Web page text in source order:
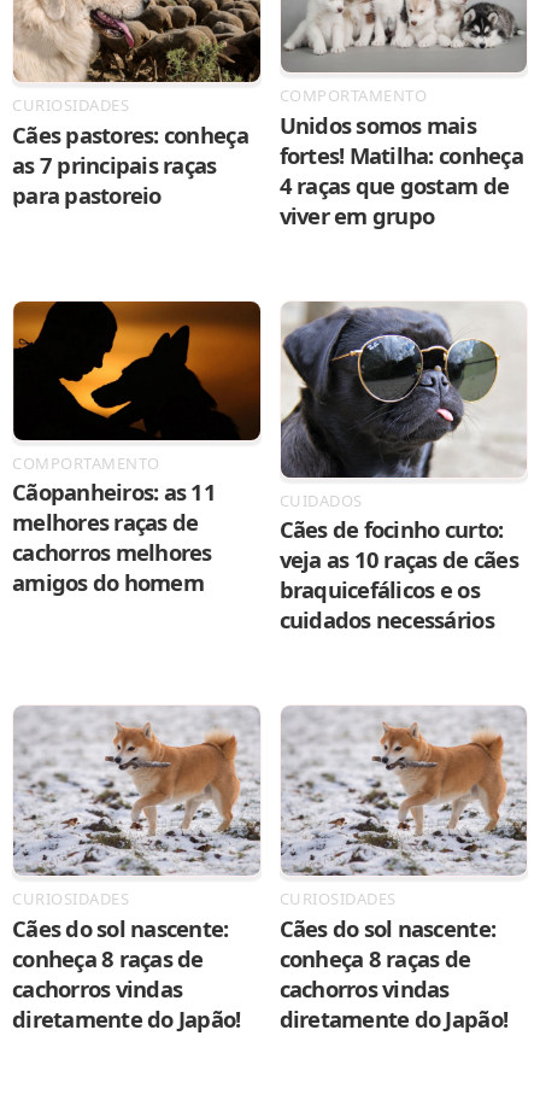
CURIOSIDADES
Cães pastores: conheça
as 7 principais raças
para pastoreio
COMPORTAMENTO
Unidos somos mais
fortes! Matilha: conheça
4 raças que gostam de
viver em grupo
COMPORTAMENTO
Cãopanheiros: as 11
melhores raças de
cachorros melhores
amigos do homem
CUIDADOS
Cães de focinho curto:
veja as 10 raças de cães
braquicefálicos e os
cuidados necessários
CURIOSIDADES
Cães do sol nascente:
conheça 8 raças de
cachorros vindas
diretamente do Japão!
CURIOSIDADES
Cães do sol nascente:
conheça 8 raças de
cachorros vindas
diretamente do Japão!